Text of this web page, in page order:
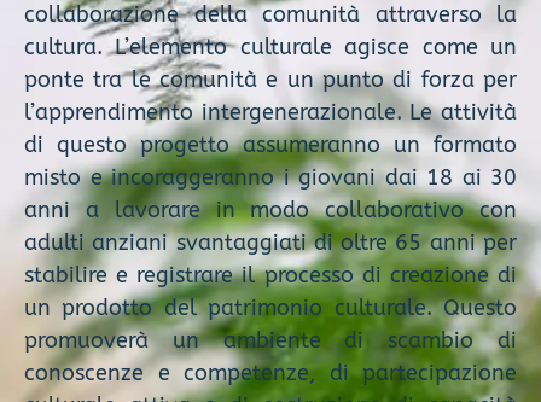
collaborazione della comunità attraverso la
cultura. L’elemento culturale agisce come un
ponte tra le comunità e un punto di forza per
l’apprendimento intergenerazionale. Le attività
di questo progetto assumeranno un formato
misto e incoraggeranno i giovani dai 18 ai 30
anni a lavorare in modo collaborativo con
adulti anziani svantaggiati di oltre 65 anni per
stabilire e registrare il processo di creazione di
un prodotto del patrimonio culturale. Questo
promuoverà un ambiente di scambio di
conoscenze e competenze, di partecipazione